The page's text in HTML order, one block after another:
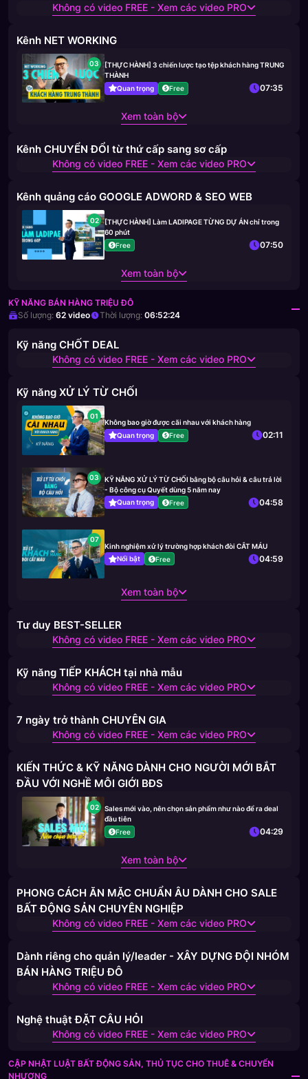
Không có video FREE - Xem các video PRO
Kênh NET WORKING
03
[THỰC HÀNH] 3 chiến lược tạo tệp khách hàng TRUNG
THÀNH
Quan trọng
Free 07:35
Xem toàn bộ
Kênh CHUYỂN ĐỔI từ thứ cấp sang sơ cấp
Không có video FREE - Xem các video PRO
Kênh quảng cáo GOOGLE ADWORD & SEO WEB
02
[THỰC HÀNH] Làm LADIPAGE TỪNG DỰ ÁN chỉ trong
60 phút
Free
07:50
Xem toàn bộ
KỸ NĂNG BÁN HÀNG TRIỆU ĐÔ
Số lượng: 62 video Thời lượng: 06:52:24
Kỹ năng CHỐT DEAL
Không có video FREE - Xem các video PRO
Kỹ năng XỬ LÝ TỪ CHỐI
01
Không bao giờ được cãi nhau với khách hàng
Quan trọng
Free 02:11
03
KỸ NĂNG XỬ LÝ TỪ CHỐI bằng bộ câu hỏi & câu trả lời
- Bộ công cụ Quyết dùng 5 năm nay
Quan trọng
Free 04:58
07
Kinh nghiệm xử lý trường hợp khách đòi CẮT MÁU
Nổi bật
Free 04:59
Xem toàn bộ
Tư duy BEST-SELLER
Không có video FREE - Xem các video PRO
Kỹ năng TIẾP KHÁCH tại nhà mẫu
Không có video FREE - Xem các video PRO
7 ngày trở thành CHUYÊN GIA
Không có video FREE - Xem các video PRO
KIẾN THỨC & KỸ NĂNG DÀNH CHO NGƯỜI MỚI BẮT
ĐẦU VỚI NGHỀ MÔI GIỚI BĐS
02
Sales mới vào, nên chọn sản phẩm như nào để ra deal
đầu tiên
Free
04:29
Xem toàn bộ
PHONG CÁCH ĂN MẶC CHUẨN ÂU DÀNH CHO SALE
BẤT ĐỘNG SẢN CHUYÊN NGHIỆP
Không có video FREE - Xem các video PRO
Dành riêng cho quản lý/leader - XÂY DỰNG ĐỘI NHÓM
BÁN HÀNG TRIỆU ĐÔ
Không có video FREE - Xem các video PRO
Nghệ thuật ĐẶT CÂU HỎI
Không có video FREE - Xem các video PRO
CẬP NHẬT LUẬT BẤT ĐỘNG SẢN, THỦ TỤC CHO THUÊ & CHUYỂN
NHƯỢNG